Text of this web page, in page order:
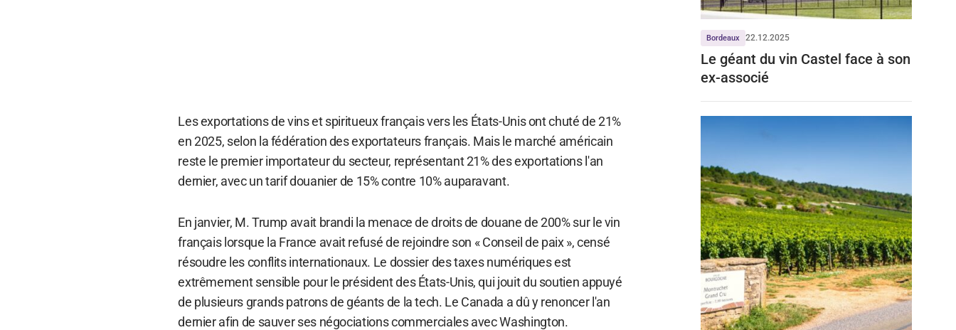
Les exportations de vins et spiritueux français vers les États-Unis ont chuté de 21%
en 2025, selon la fédération des exportateurs français. Mais le marché américain
reste le premier importateur du secteur, représentant 21% des exportations l'an
dernier, avec un tarif douanier de 15% contre 10% auparavant.
En janvier, M. Trump avait brandi la menace de droits de douane de 200% sur le vin
français lorsque la France avait refusé de rejoindre son « Conseil de paix », censé
résoudre les conflits internationaux. Le dossier des taxes numériques est
extrêmement sensible pour le président des États-Unis, qui jouit du soutien appuyé
de plusieurs grands patrons de géants de la tech. Le Canada a dû y renoncer l'an
dernier afin de sauver ses négociations commerciales avec Washington.
Bordeaux 22.12.2025
Le géant du vin Castel face à son
ex-associé